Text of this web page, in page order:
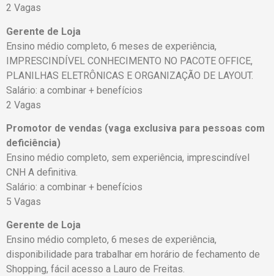
2 Vagas
Gerente de Loja
Ensino médio completo, 6 meses de experiência,
IMPRESCINDÍVEL CONHECIMENTO NO PACOTE OFFICE,
PLANILHAS ELETRÔNICAS E ORGANIZAÇÃO DE LAYOUT.
Salário: a combinar + benefícios
2 Vagas
Promotor de vendas (vaga exclusiva para pessoas com
deficiência)
Ensino médio completo, sem experiência, imprescindível
CNH A definitiva.
Salário: a combinar + benefícios
5 Vagas
Gerente de Loja
Ensino médio completo, 6 meses de experiência,
disponibilidade para trabalhar em horário de fechamento de
Shopping, fácil acesso a Lauro de Freitas.